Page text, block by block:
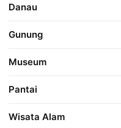
Danau
Gunung
Museum
Pantai
Wisata Alam